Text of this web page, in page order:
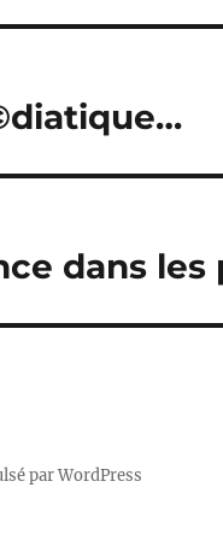
dans
par WordPress